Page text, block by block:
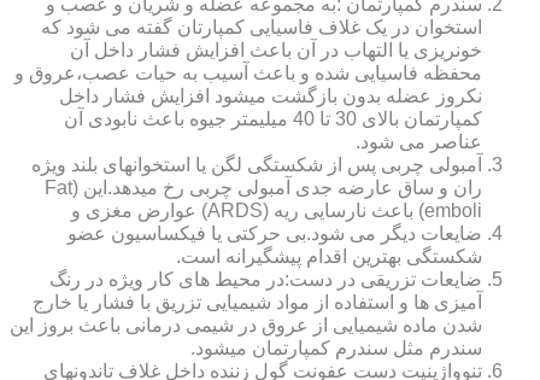
سندرم کمپارتمان :به مجموعه عضله و شریان و عصب و
استخوان در یک غلاف فاسیایی کمپارتان گفته می شود که
خونریزی یا التهاب در آن باعث افزایش فشار داخل آن
محفظه فاسیایی شده و باعث آسیب به حیات عصب،عروق و
نکروز عضله بدون بازگشت میشود افزایش فشار داخل
کمپارتمان بالای 30 تا 40 میلیمتر جیوه باعث نابودی آن
عناصر می شود.
آمبولی چربی پس از شکستگی لگن یا استخوانهای بلند ویژه
ران و ساق عارضه جدی آمبولی چربی رخ میدهد.این (Fat
emboli) باعث نارسایی ریه (ARDS) عوارض مغزی و
ضایعات دیگر می شود.بی حرکتی یا فیکساسیون عضو
شکستگی بهترین اقدام پیشگیرانه است.
ضایعات تزریقی در دست:در محیط های کار ویژه در رنگ
آمیزی ها و استفاده از مواد شیمیایی تزریق با فشار یا خارج
شدن ماده شیمیایی از عروق در شیمی درمانی باعث بروز این
سندرم مثل سندرم کمپارتمان میشود.
تنوواژینیت دست عفونت گول زننده داخل غلاف تاندونهای